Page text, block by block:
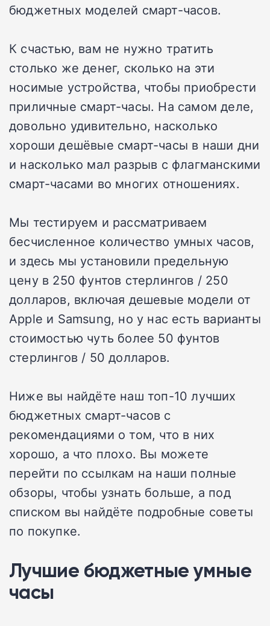
бюджетных моделей смарт-часов.
К счастью, вам не нужно тратить
столько же денег, сколько на эти
носимые устройства, чтобы приобрести
приличные смарт-часы. На самом деле,
довольно удивительно, насколько
хороши дешёвые смарт-часы в наши дни
и насколько мал разрыв с флагманскими
смарт-часами во многих отношениях.
Мы тестируем и рассматриваем
бесчисленное количество умных часов,
и здесь мы установили предельную
цену в 250 фунтов стерлингов / 250
долларов, включая дешевые модели от
Apple и Samsung, но у нас есть варианты
стоимостью чуть более 50 фунтов
стерлингов / 50 долларов.
Ниже вы найдёте наш топ-10 лучших
бюджетных смарт-часов с
рекомендациями о том, что в них
хорошо, а что плохо. Вы можете
перейти по ссылкам на наши полные
обзоры, чтобы узнать больше, а под
списком вы найдёте подробные советы
по покупке.
Лучшие бюджетные умные
часы